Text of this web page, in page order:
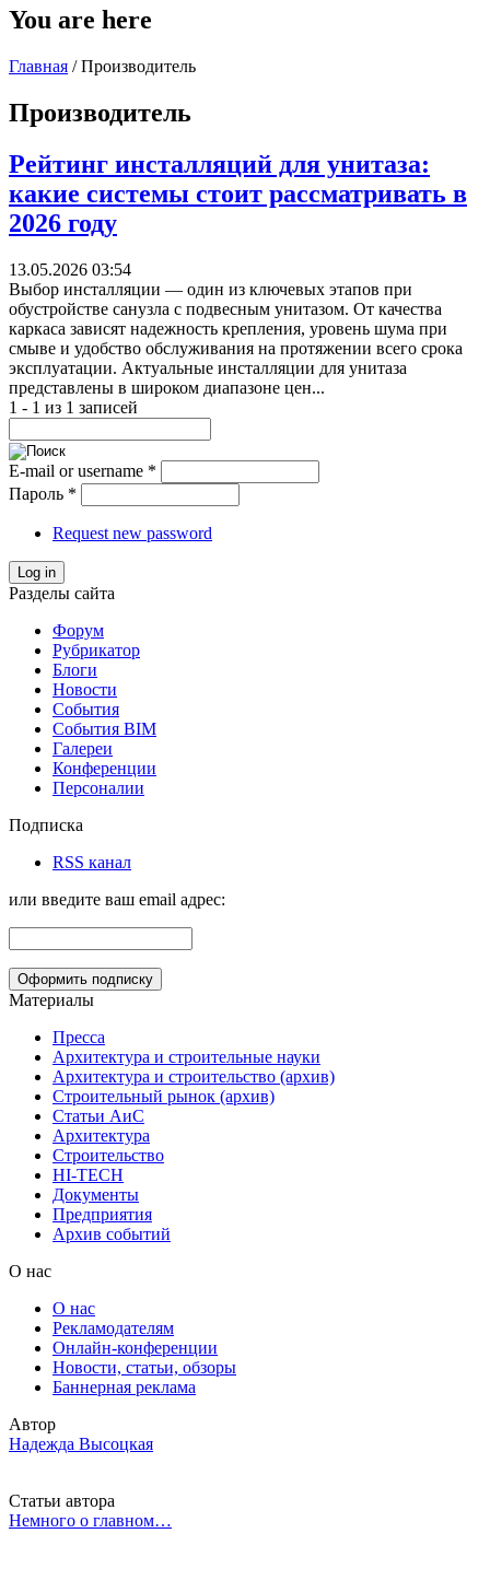
You are here
Главная / Производитель
Производитель
Рейтинг инсталляций для унитаза:
какие системы стоит рассматривать в
2026 году
13.05.2026 03:54
Выбор инсталляции — один из ключевых этапов при
обустройстве санузла с подвесным унитазом. От качества
каркаса зависят надежность крепления, уровень шума при
смыве и удобство обслуживания на протяжении всего срока
эксплуатации. Актуальные инсталляции для унитаза
представлены в широком диапазоне цен...
1 - 1 из 1 записей
E-mail or username *
Пароль *
Request new password
Log in
Разделы сайта
Форум
Рубрикатор
Блоги
Новости
События
События BIM
Галереи
Конференции
Персоналии
Подписка
RSS канал
или введите ваш email адрес:
Материалы
Пресса
Архитектура и строительные науки
Архитектура и строительство (архив)
Строительный рынок (архив)
Статьи АиС
Архитектура
Строительство
HI-TECH
Документы
Предприятия
Архив событий
О нас
О нас
Рекламодателям
Онлайн-конференции
Новости, статьи, обзоры
Баннерная реклама
Автор
Надежда Высоцкая
Статьи автора
Немного о главном…